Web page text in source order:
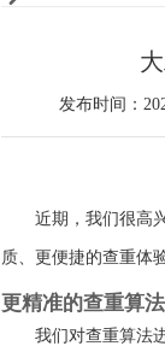
发布时间：
近期，我们很高
质、更便捷的查重体
更精准的查重算法
我们对查重算法